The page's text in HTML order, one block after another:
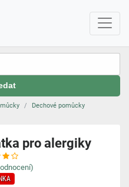
Dechové pomůcky
pro alergiky